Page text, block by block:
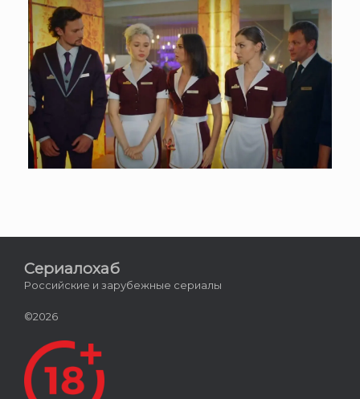
Сериалохаб
Российские и зарубежные сериалы
©2026